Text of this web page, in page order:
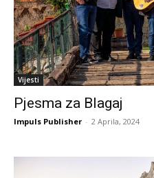
Vijesti
Pjesma za Blagaj
Impuls Publisher - 2 Aprila, 2024